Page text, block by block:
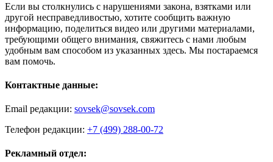
Если вы столкнулись с нарушениями закона, взятками или
другой несправедливостью, хотите сообщить важную
информацию, поделиться видео или другими материалами,
требующими общего внимания, свяжитесь с нами любым
удобным вам способом из указанных здесь. Мы постараемся
вам помочь.
Контактные данные:
Email редакции: sovsek@sovsek.com
Телефон редакции: +7 (499) 288-00-72
Рекламный отдел: